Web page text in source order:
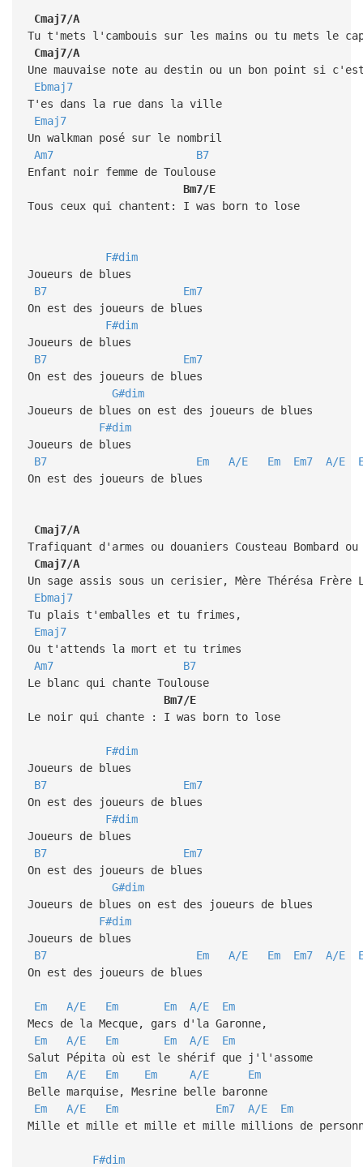
Cmaj7/A
Tu t'mets l'cambouis sur les mains ou tu mets le
Cmaj7/A
Une mauvaise note au destin ou un bon point si
Ebmaj7
T'es dans la rue dans la ville
Emaj7
Un walkman posé sur le nombril
Am7
B7
Enfant noir femme de Toulouse
Bm7/E
Tous ceux qui chantent: I was born to lose
F#dim
Joueurs de blues
B7
Em7
On est des joueurs de blues
F#dim
Joueurs de blues
B7
Em7
On est des joueurs de blues
G#dim
Joueurs de blues on est des joueurs de blues
F#dim
Joueurs de blues
B7
Em A/E Em Em7 A/E
On est des joueurs de blues
Cmaj7/A
Trafiquant d'armes ou douaniers Cousteau Bombard
Cmaj7/A
Un sage assis sous un cerisier, Mère Thérésa Frère
Ebmaj7
Tu plais t'emballes et tu frimes,
Emaj7
Ou t'attends la mort et tu trimes
Am7
B7
Le blanc qui chante Toulouse
Bm7/E
Le noir qui chante : I was born to lose
F#dim
Joueurs de blues
B7
Em7
On est des joueurs de blues
F#dim
Joueurs de blues
B7
Em7
On est des joueurs de blues
G#dim
Joueurs de blues on est des joueurs de blues
F#dim
Joueurs de blues
B7
Em A/E Em Em7 A/E
On est des joueurs de blues
Em A/E Em Em A/E
Em
Mecs de la Mecque, gars d'la Garonne,
Em
A/E Em Em A/E
Em
Salut Pépita où est le shérif que j'l'assome
Em
A/E Em Em A/E
Em
Belle marquise, Mesrine belle baronne
Em
A/E Em Em7 A/E
Em
Mille et mille et mille et mille millions de
F#dim